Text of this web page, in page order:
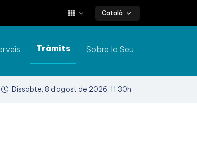
Català
Tràmits Sobre la Seu
Dissabte, 8 d’agost de 2026, 11:30h